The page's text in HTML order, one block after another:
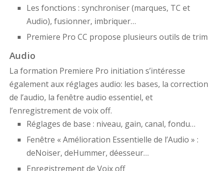
Les fonctions : synchroniser (marques, TC et
Audio), fusionner, imbriquer…
Premiere Pro CC propose plusieurs outils de trim
Audio
La formation Premiere Pro initiation s’intéresse
également aux réglages audio: les bases, la correction
de l’audio, la fenêtre audio essentiel, et
l’enregistrement de voix off.
Réglages de base : niveau, gain, canal, fondu…
Fenêtre « Amélioration Essentielle de l’Audio » :
deNoiser, deHummer, déesseur…
Enregistrement de Voix off